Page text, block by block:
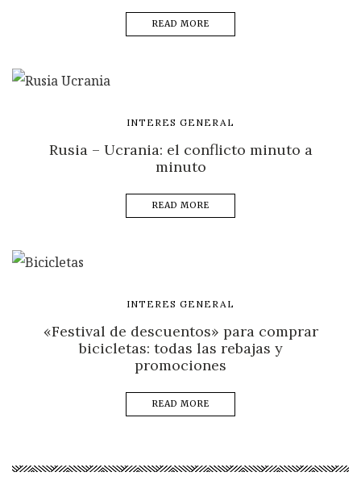
READ MORE
INTERES GENERAL
Rusia – Ucrania: el conflicto minuto a
minuto
READ MORE
INTERES GENERAL
«Festival de descuentos» para comprar
bicicletas: todas las rebajas y
promociones
READ MORE